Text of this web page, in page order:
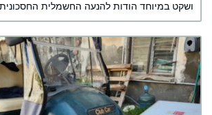
ושקט במיוחד הודות להנעה החשמלית החסכונית